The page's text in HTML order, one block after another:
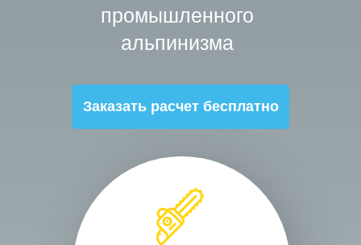
промышленного
альпинизма
Заказать расчет бесплатно